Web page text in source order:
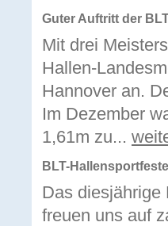
Guter Auftritt der
Mit drei
Hallen-
Hannover an.
Im Dezember
1,61m zu...
BLT-
Das diesjährige
freuen uns auf